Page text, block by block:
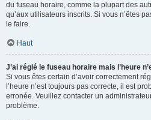
du fuseau horaire, comme la plupart des
qu’aux utilisateurs inscrits. Si vous n’êtes
le faire.
Haut
J’ai réglé le fuseau horaire mais l’heure
Si vous êtes certain d’avoir correctement
l’heure n’est toujours pas correcte, il est
erronée. Veuillez contacter un
problème.